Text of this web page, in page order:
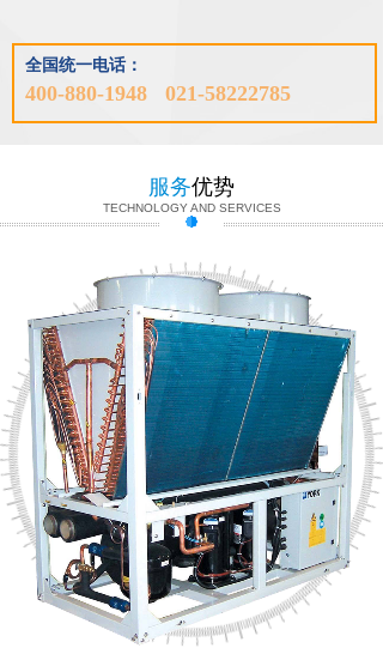
400-880-1948 021-58222785
全国统一电话：
联系我们
服务优势
TECHNOLOGY AND SERVICES